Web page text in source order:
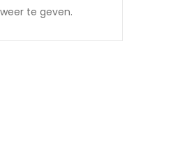
te geven.